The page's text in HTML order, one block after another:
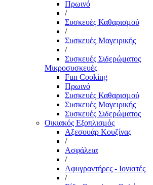
Πρωινό
/
Συσκευές Καθαρισμού
/
Συσκευές Μαγειρικής
/
Συσκευές Σιδερώματος
Μικροσυσκευές
Fun Cooking
Πρωινό
Συσκευές Καθαρισμού
Συσκευές Μαγειρικής
Συσκευές Σιδερώματος
Οικιακός Εξοπλισμός
Αξεσουάρ Κουζίνας
/
Ασφάλεια
/
Αφυγραντήρες - Ιονιστές
/